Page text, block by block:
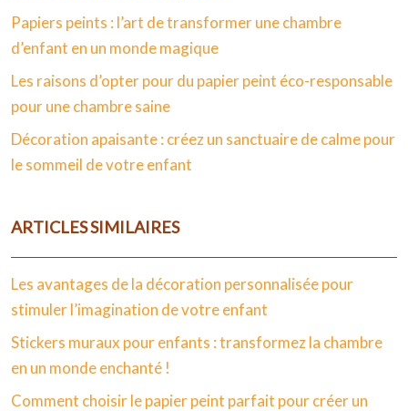
Papiers peints : l’art de transformer une chambre
d’enfant en un monde magique
Les raisons d’opter pour du papier peint éco-responsable
pour une chambre saine
Décoration apaisante : créez un sanctuaire de calme pour
le sommeil de votre enfant
ARTICLES SIMILAIRES
Les avantages de la décoration personnalisée pour
stimuler l’imagination de votre enfant
Stickers muraux pour enfants : transformez la chambre
en un monde enchanté !
Comment choisir le papier peint parfait pour créer un